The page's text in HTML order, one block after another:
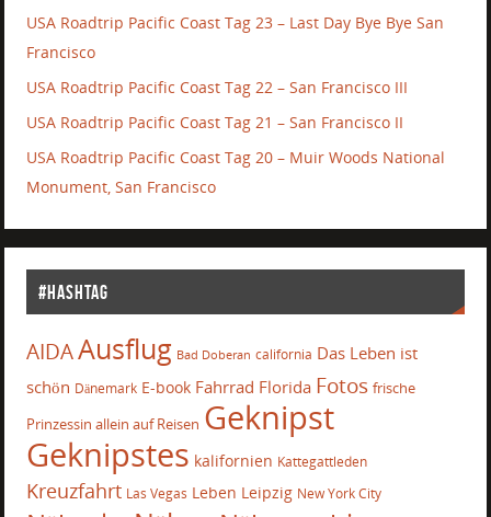
USA Roadtrip Pacific Coast Tag 23 – Last Day Bye Bye San
Francisco
USA Roadtrip Pacific Coast Tag 22 – San Francisco III
USA Roadtrip Pacific Coast Tag 21 – San Francisco II
USA Roadtrip Pacific Coast Tag 20 – Muir Woods National
Monument, San Francisco
#Hashtag
AIDAAusflug Bad Doberan california Das Leben ist
schön Dänemark E-book Fahrrad Florida Fotos frische
Prinzessin allein auf Reisen Geknipst
Geknipstes kalifornien Kattegattleden
Kreuzfahrt Las Vegas Leben Leipzig New York City